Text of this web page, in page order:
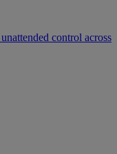
control across